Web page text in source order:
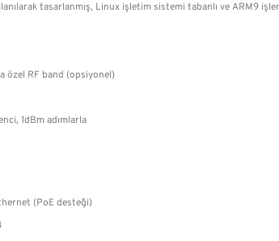
tasarlanmış, Linux işletim sistemi tabanlı ve ARM9
özel RF band (opsiyonel)
1dBm adımlarla
(PoE desteği)